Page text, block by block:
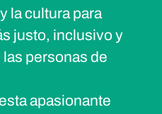
la cultura para
justo, inclusivo y
personas de
apasionante